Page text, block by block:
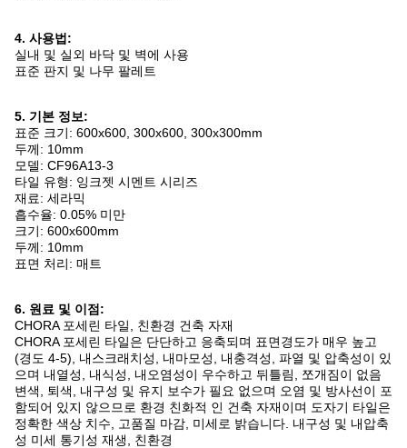
4. 사용법:
실내 및 실외 바닥 및 벽에 사용
표준 판지 및 나무 팔레트
5. 기본 정보:
표준 크기: 600x600, 300x600, 300x300mm
두께: 10mm
모델: CF96A13-3
타일 ​​유형: 잉크젯 시멘트 시리즈
재료: 세라믹
흡수율: 0.05% 미만
크기: 600x600mm
두께: 10mm
표면 처리: 매트
6. 원료 및 이점:
CHORA 포세린 타일, 친환경 건축 자재
CHORA 포세린 타일은 단단하고 응축되며 표면경도가 매우 높고
(경도 4-5), 내스크래치성, 내마모성, 내충격성, 파열 및 압축성이 있
으며 내열성, 내식성, 내오염성이 우수하고 뒤틀림, 쪼개짐이 없음
변색, 퇴색, 내구성 및 유지 보수가 필요 없으며 오염 및 방사선이 포
함되어 있지 않으므로 환경 친화적 인 건축 자재이며 도자기 타일은
정확한 색상 치수, 고품질 마감, 미세로 밝습니다. 내구성 및 내압축
성 미세 통기성 재생, 친환경